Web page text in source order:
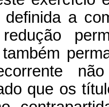
definida a
que os